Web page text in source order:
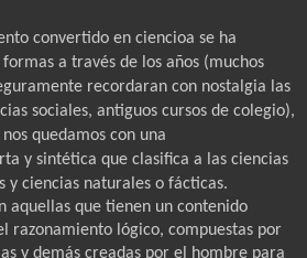
convertido en ciencioa se ha
a través de los años (muchos
recordaran con nostalgia las
sociales, antiguos cursos de colegio),
quedamos con una
y sintética que clasifica a las ciencias
y ciencias naturales o fácticas.
aquellas que tienen un contenido
razonamiento lógico, compuestas por
y demás creadas por el hombre para